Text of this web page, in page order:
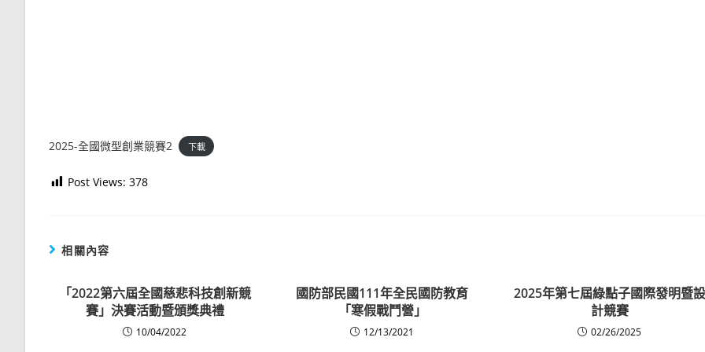
2025-全國微型創業競賽2 下載
Post Views: 378
相關內容
「2022第六屆全國慈悲科技創新競
賽」決賽活動暨頒獎典禮
10/04/2022
國防部民國111年全民國防教育
「寒假戰鬥營」
12/13/2021
2025年第七屆綠點子國際發明暨設
計競賽
02/26/2025